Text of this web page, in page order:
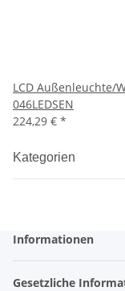
LCD Außenleuchte/
046LEDSEN
224,29 € *
Kategorien
Informationen
Gesetzliche